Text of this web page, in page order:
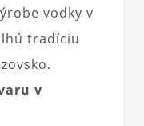
vodky v
tradíciu
v